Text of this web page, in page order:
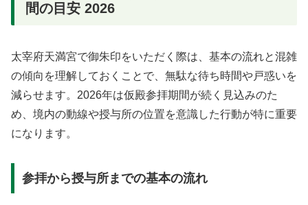
間の目安 2026
太宰府天満宮で御朱印をいただく際は、基本の流れと混雑
の傾向を理解しておくことで、無駄な待ち時間や戸惑いを
減らせます。2026年は仮殿参拝期間が続く見込みのた
め、境内の動線や授与所の位置を意識した行動が特に重要
になります。
参拝から授与所までの基本の流れ